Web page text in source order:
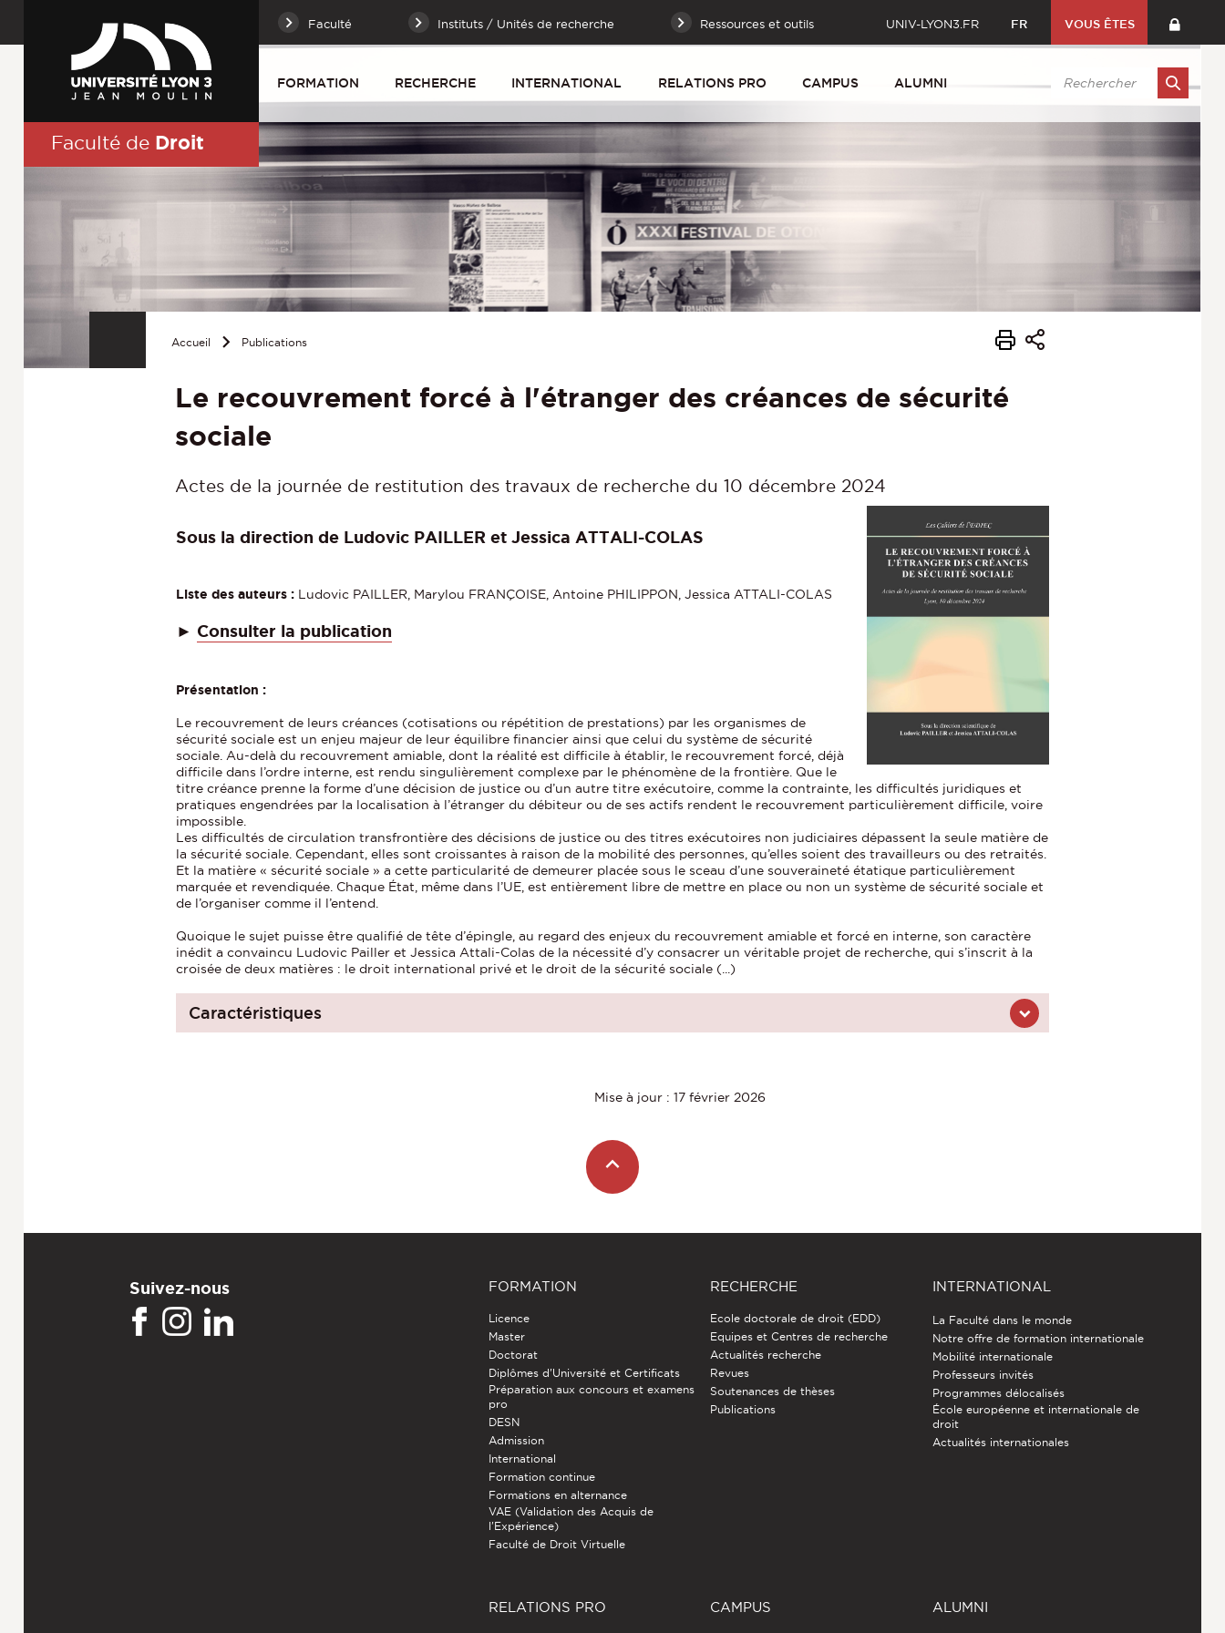
Faculté Instituts / Unités de recherche Ressources et outils UNIV-LYON3.FR FR VOUS ÊTES
FORMATION RECHERCHE INTERNATIONAL RELATIONS PRO CAMPUS ALUMNI
Faculté de Droit
Accueil Publications
Le recouvrement forcé à l'étranger des créances de sécurité
sociale
Actes de la journée de restitution des travaux de recherche du 10 décembre 2024
Sous la direction de Ludovic PAILLER et Jessica ATTALI-COLAS
Liste des auteurs : Ludovic PAILLER, Marylou FRANÇOISE, Antoine PHILIPPON, Jessica ATTALI-COLAS
► Consulter la publication
Présentation :
Le recouvrement de leurs créances (cotisations ou répétition de prestations) par les organismes de
sécurité sociale est un enjeu majeur de leur équilibre financier ainsi que celui du système de sécurité
sociale. Au-delà du recouvrement amiable, dont la réalité est difficile à établir, le recouvrement forcé, déjà
difficile dans l’ordre interne, est rendu singulièrement complexe par le phénomène de la frontière. Que le
titre créance prenne la forme d’une décision de justice ou d’un autre titre exécutoire, comme la contrainte, les difficultés juridiques et
pratiques engendrées par la localisation à l’étranger du débiteur ou de ses actifs rendent le recouvrement particulièrement difficile, voire
impossible.
Les difficultés de circulation transfrontière des décisions de justice ou des titres exécutoires non judiciaires dépassent la seule matière de
la sécurité sociale. Cependant, elles sont croissantes à raison de la mobilité des personnes, qu’elles soient des travailleurs ou des retraités.
Et la matière « sécurité sociale » a cette particularité de demeurer placée sous le sceau d’une souveraineté étatique particulièrement
marquée et revendiquée. Chaque État, même dans l’UE, est entièrement libre de mettre en place ou non un système de sécurité sociale et
de l’organiser comme il l’entend.
Quoique le sujet puisse être qualifié de tête d’épingle, au regard des enjeux du recouvrement amiable et forcé en interne, son caractère
inédit a convaincu Ludovic Pailler et Jessica Attali-Colas de la nécessité d’y consacrer un véritable projet de recherche, qui s’inscrit à la
croisée de deux matières : le droit international privé et le droit de la sécurité sociale (...)
Caractéristiques
Mise à jour : 17 février 2026
Suivez-nous FORMATION
Licence
Master
Doctorat
Diplômes d'Université et Certificats
Préparation aux concours et examens
pro
DESN
Admission
International
Formation continue
Formations en alternance
VAE (Validation des Acquis de
l'Expérience)
Faculté de Droit Virtuelle
RECHERCHE
Ecole doctorale de droit (EDD)
Equipes et Centres de recherche
Actualités recherche
Revues
Soutenances de thèses
Publications
INTERNATIONAL
La Faculté dans le monde
Notre offre de formation internationale
Mobilité internationale
Professeurs invités
Programmes délocalisés
École européenne et internationale de
droit
Actualités internationales
RELATIONS PRO CAMPUS ALUMNI